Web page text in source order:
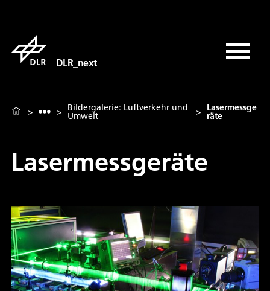
DLR_next
> > Bildergalerie: Luftverkehr und
Umwelt > Lasermessge
räte
Lasermessgeräte